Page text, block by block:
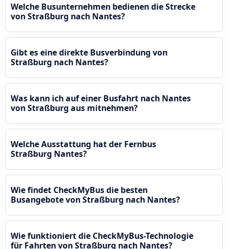
Welche Busunternehmen bedienen die Strecke
von Straßburg nach Nantes?
Gibt es eine direkte Busverbindung von
Straßburg nach Nantes?
Was kann ich auf einer Busfahrt nach Nantes
von Straßburg aus mitnehmen?
Welche Ausstattung hat der Fernbus
Straßburg Nantes?
Wie findet CheckMyBus die besten
Busangebote von Straßburg nach Nantes?
Wie funktioniert die CheckMyBus-Technologie
für Fahrten von Straßburg nach Nantes?